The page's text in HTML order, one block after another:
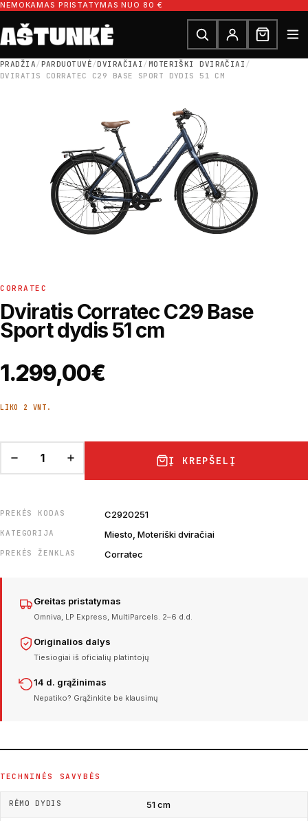
Pereiti prie turinio
NEMOKAMAS PRISTATYMAS NUO 80 €
Ieškoti dalių
Ieškoti
PRADŽIA/PARDUOTUVĖ/DVIRAČIAI /MOTERIŠKI DVIRAČIAI /
DVIRATIS CORRATEC C29 BASE SPORT DYDIS 51 CM
CORRATEC
Dviratis Corratec C29 Base
Sport dydis 51 cm
1.299,00€
LIKO 2 VNT.
Į KREPŠELĮ
PREKĖS KODAS C2920251
KATEGORIJA Miesto, Moteriški dviračiai
PREKĖS ŽENKLAS Corratec
Greitas pristatymas
Omniva, LP Express, MultiParcels. 2–6 d.d.
Originalios dalys
Tiesiogiai iš oficialių platintojų
14 d. grąžinimas
Nepatiko? Grąžinkite be klausimų
TECHNINĖS SAVYBĖS
RĖMO DYDIS 51 cm